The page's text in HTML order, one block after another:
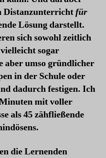
Distanzunterrichtfür
Lösung darstellt.
sich sowohl zeitlich
sogar
aber umso gründlicher
in der Schule oder
dadurch festigen. Ich
mit voller
als 45 zähfließende
die Lernenden